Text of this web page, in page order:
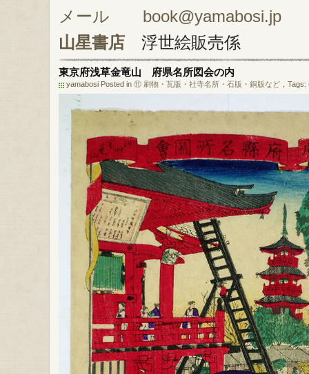
メール book@yamabosi.jp
山星書店 浮世絵販売係
東京府浅草金竜山 府県名所図会の内
yamabosi Posted in ⑪ 刷物・瓦版・社寺名所・石版・銅版など ，Tags: